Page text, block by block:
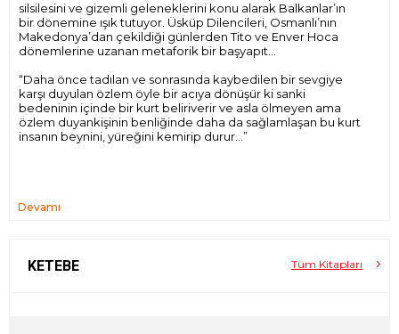
silsilesini ve gizemli geleneklerini konu alarak Balkanlar’ın
bir dönemine ışık tutuyor. Üsküp Dilencileri, Osmanlı’nın
Makedonya’dan çekildiği günlerden Tito ve Enver Hoca
dönemlerine uzanan metaforik bir başyapıt…
“Daha önce tadılan ve sonrasında kaybedilen bir sevgiye
karşı duyulan özlem öyle bir acıya dönüşür ki sanki
bedeninin içinde bir kurt beliriverir ve asla ölmeyen ama
özlem duyankişinin benliğinde daha da sağlamlaşan bu kurt
insanın beynini, yüreğini kemirip durur…”
Devamı
KETEBE Tüm Kitapları